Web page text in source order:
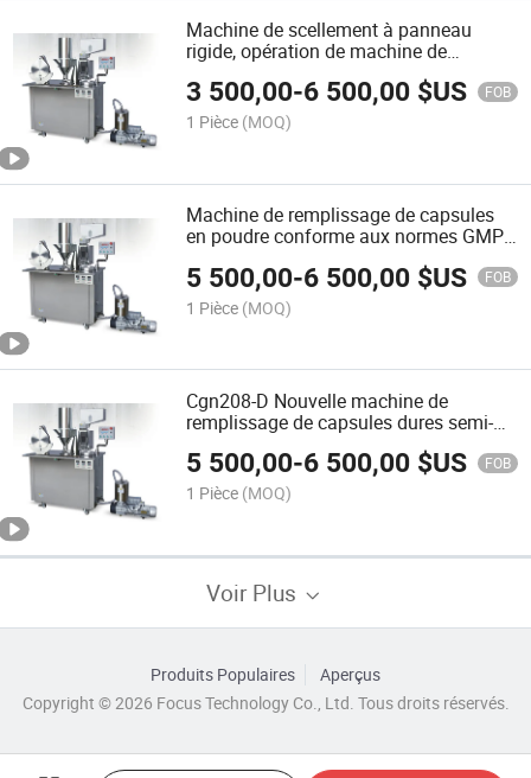
Machine de scellement à panneau
rigide, opération de machine de
3 500,00-6 500,00 $US FOB
1 Pièce (MOQ)
Machine de remplissage de capsules
en poudre conforme aux normes GMP
5 500,00-6 500,00 $US FOB
1 Pièce (MOQ)
Cgn208-D Nouvelle machine de
remplissage de capsules dures semi-
automatique de type pharmaceutique
pour poudre granule
5 500,00-6 500,00 $US FOB
1 Pièce (MOQ)
Voir Plus
Produits Populaires
Aperçus
Copyright © 2026 Focus Technology Co., Ltd. Tous droits réservés.